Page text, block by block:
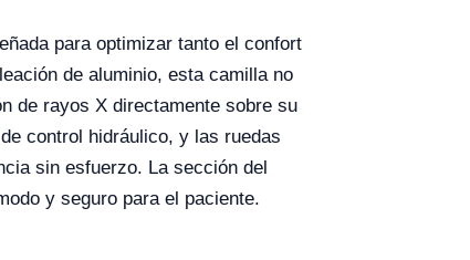
para optimizar tanto el confort
de aluminio, esta camilla no
de rayos X directamente sobre su
control hidráulico, y las ruedas
sin esfuerzo. La sección del
y seguro para el paciente.